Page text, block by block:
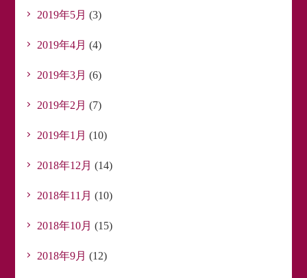
2019年5月 (3)
2019年4月 (4)
2019年3月 (6)
2019年2月 (7)
2019年1月 (10)
2018年12月 (14)
2018年11月 (10)
2018年10月 (15)
2018年9月 (12)